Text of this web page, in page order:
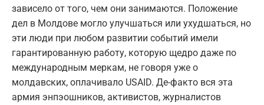
зависело от того, чем они занимаются. Положение
дел в Молдове могло улучшаться или ухудшаться, но
эти люди при любом развитии событий имели
гарантированную работу, которую щедро даже по
международным меркам, не говоря уже о
молдавских, оплачивало USAID. Де-факто вся эта
армия энпэошников, активистов, журналистов